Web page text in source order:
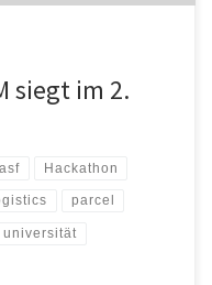
siegt im 2.
Hackathon
parcel
universität